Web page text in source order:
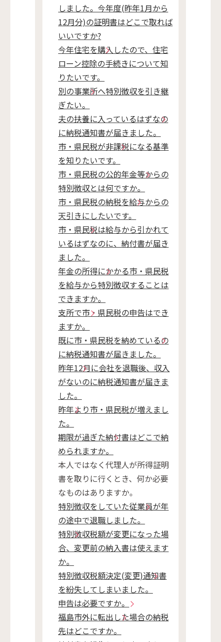
しました。今年度(昨年1月から
12月分)の証明書はどこで取れば
いいですか?
今年住宅を購入したので、住宅
ローン控除の手続きについて知
りたいです。
別の事業所へ特別徴収を引き継
ぎたい。
夫の扶養に入っているはずなの
に納税通知書が届きました。
市・県民税が非課税になる基準
を知りたいです。
市・県民税の公的年金等からの
特別徴収とは何ですか。
市・県民税の納税を給与からの
天引きにしたいです。
市・県民税は給与から引かれて
いるはずなのに、納付書が届き
ました。
年金の所得にかかる市・県民税
を給与から特別徴収することは
できますか。
支所で市・県民税の申告はでき
ますか。
既に市・県民税を納めているの
に納税通知書が届きました。
昨年12月に会社を退職後、収入
がないのに納税通知書が届きま
した。
昨年より市・県民税が増えまし
た。
期限が過ぎた納付書はどこで納
められますか。
本人ではなく代理人が所得証明
書を取りに行くとき、何か必要
なものはありますか。
特別徴収をしていた従業員が年
の途中で退職しました。
特別徴収税額が変更になった場
合、変更前の納入書は使えます
か。
特別徴収税額決定(変更)通知書
を紛失してしまいました。
申告は必要ですか。
福島市外に転出した場合の納税
先はどこですか。